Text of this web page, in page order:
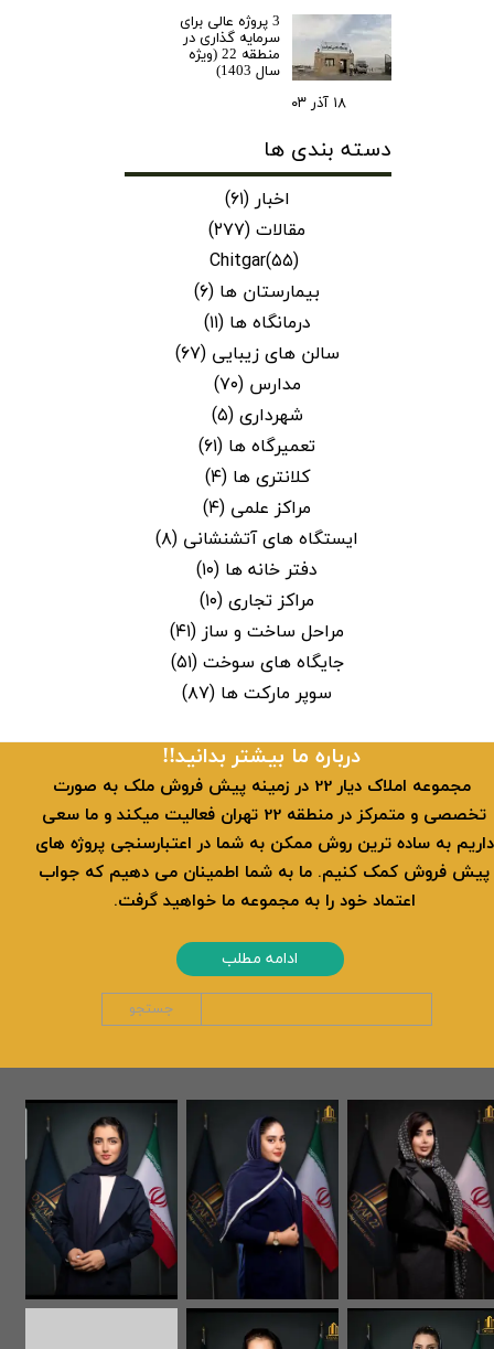
3 پروژه عالی برای
سرمایه گذاری در
منطقه 22 (ویژه
سال 1403)
۱۸ آذر ۰۳
دسته بندی ها
اخبار(۶۱)
مقالات(۲۷۷)
Chitgar(۵۵)
بیمارستان ها (۶)
درمانگاه ها (۱۱)
سالن های زیبایی (۶۷)
مدارس (۷۰)
شهرداری(۵)
تعمیرگاه ها (۶۱)
کلانتری ها (۴)
مراکز علمی (۴)
ایستگاه های آتشنشانی (۸)
دفتر خانه ها (۱۰)
مراکز تجاری(۱۰)
مراحل ساخت و ساز(۴۱)
جایگاه های سوخت(۵۱)
سوپر مارکت ها (۸۷)
​​درباره ما بیشتر بدانید!!
​ مجموعه املاک دیار 22 در زمینه پیش فروش ملک به صورت
تخصصی و متمرکز در منطقه 22 تهران فعالیت میکند و ما سعی
داریم به ساده ترین روش ممکن به شما در اعتبارسنجی پروژه های
پیش فروش کمک کنیم. ما به شما اطمینان می دهیم که جواب
اعتماد خود را به مجموعه ما خواهید گرفت.
ادامه مطلب
جستجو